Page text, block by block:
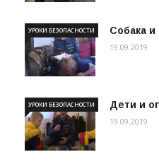
Собака
УРОКИ БЕЗОПАСНОСТИ
19.09.2019
Дети и
УРОКИ БЕЗОПАСНОСТИ
19.09.2019